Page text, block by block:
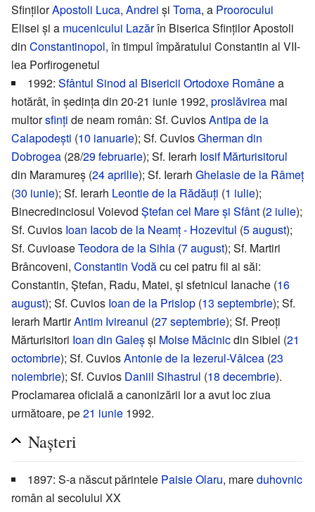
SfințilorApostoli Luca, Andrei și Toma, a Proorocului
Elisei și a mucenicului Lazărîn Biserica Sfinților Apostoli
din Constantinopol, în timpul împăratului Constantin al VII-
lea Porfirogenetul
1992: Sfântul Sinod al Bisericii Ortodoxe Românea
hotărât, în ședința din 20-21 iunie 1992, proslăvirea mai
multorsfinți de neam român: Sf. CuviosAntipa de la
Calapodești (10 ianuarie); Sf. CuviosGherman din
Dobrogea (28/29 februarie); Sf. Ierarh Iosif Mărturisitorul
din Maramureș (24 aprilie); Sf. Ierarh Ghelasie de la Râmeț
(30 iunie); Sf. Ierarh Leontie de la Rădăuți (1 iulie);
Binecredinciosul Voievod Ștefan cel Mare și Sfânt (2 iulie);
Sf. Cuvios Ioan Iacob de la Neamț - Hozevitul (5 august);
Sf. CuvioaseTeodora de la Sihla (7 august); Sf. Martiri
Brâncoveni, Constantin Vodăcu cei patru fii ai săi:
Constantin, Ștefan, Radu, Matei, și sfetnicul Ianache (16
august); Sf. Cuvios Ioan de la Prislop (13 septembrie); Sf.
Ierarh MartirAntim Ivireanul (27 septembrie); Sf. Preoți
Mărturisitori Ioan din Galeșși Moise Măcinicdin Sibiel (21
octombrie); Sf. CuviosAntonie de la Iezerul-Vâlcea (23
noiembrie); Sf. Cuvios Daniil Sihastrul (18 decembrie).
Proclamarea oficială a canonizării lor a avut loc ziua
următoare, pe21 iunie 1992.
Nașteri
1897: S-a născut părintele Paisie Olaru, mareduhovnic
român al secolului XX